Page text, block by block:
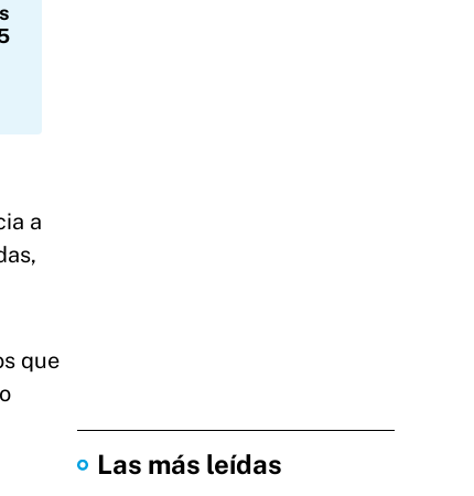
a
que
Las más leídas